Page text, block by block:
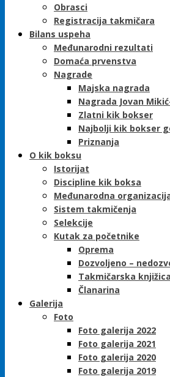
Obrasci
Registracija takmičara
Bilans uspeha
Međunarodni rezultati
Domaća prvenstva
Nagrade
Majska nagrada
Nagrada Jovan
Zlatni kik bokser
Najbolji kik bokser
Priznanja
O kik boksu
Istorijat
Discipline kik boksa
Međunarodna
Sistem takmičenja
Selekcije
Kutak za početnike
Oprema
Dozvoljeno –
Takmičarska knjižica
Članarina
Galerija
Foto
Foto galerija 2022
Foto galerija 2021
Foto galerija 2020
Foto galerija 2019